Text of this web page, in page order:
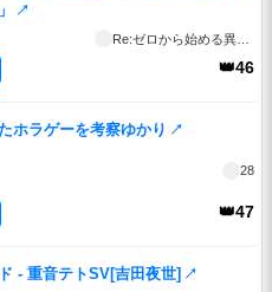
↗
👑46
ホラゲーを考察ゆかり ↗
28
👑47
- 重音テトSV[吉田夜世] ↗